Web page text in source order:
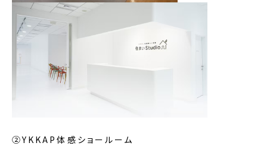
②YKKAP体感ショールーム